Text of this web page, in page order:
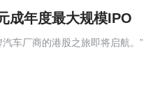
成年度最大规模IPO
车厂商的港股之旅即将启航。”